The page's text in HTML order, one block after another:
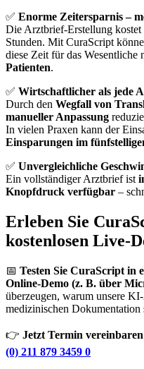
✅ Enorme Zeitersparnis –
Die Arztbrief-Erstellung
Stunden. Mit CuraScript
diese Zeit für das Wesentliche
Patienten.
✅ Wirtschaftlicher als jede
Durch den Wegfall von
manueller Anpassung
In vielen Praxen kann der
Einsparungen im
✅ Unvergleichliche
Ein vollständiger Arztbrief ist
Knopfdruck verfügbar –
Erleben Sie
kostenlosen Live-
📅 Testen Sie CuraScript in
Online-Demo (z. B. über
überzeugen, warum unsere
medizinischen Dokumentation
👉 Jetzt Termin
(0) 211 879 3459 0